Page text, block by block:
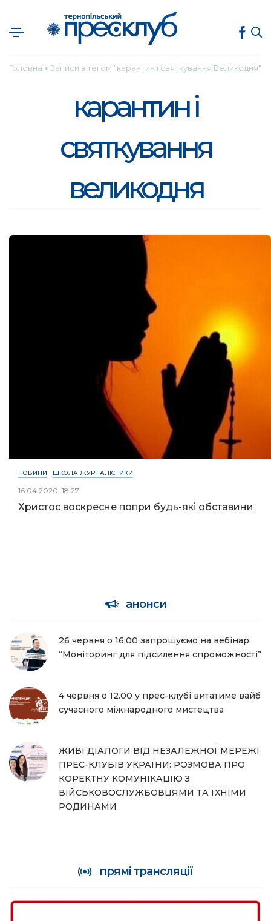
Головна ● Записи з тегом "карантин і святкування Великодня"
карантин і
святкування
великодня
НОВИНИ ШКОЛА ЖУРНАЛІСТИКИ
16.04.2020, 18:27
Христос воскресне попри будь-які обставини
анонси
26 червня о 16:00 запрошуємо на вебінар
“Моніторинг для підсилення спроможності”
4 червня о 12.00 у прес-клубі витатиме вайб
сучасного міжнародного мистецтва
ЖИВІ ДІАЛОГИ ВІД НЕЗАЛЕЖНОЇ МЕРЕЖІ
ПРЕС-КЛУБІВ УКРАЇНИ: РОЗМОВА ПРО
КОРЕКТНУ КОМУНІКАЦІЮ З
ВІЙСЬКОВОСЛУЖБОВЦЯМИ ТА ЇХНІМИ
РОДИНАМИ
прямі трансляції